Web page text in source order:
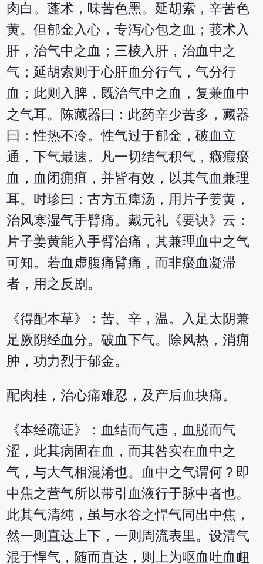
肉白。蓬术，味苦色黑。延胡索，辛苦色
黄。但郁金入心，专泻心包之血；莪术入
肝，治气中之血；三棱入肝，治血中之
气；延胡索则于心肝血分行气，气分行
血；此则入脾，既治气中之血，复兼血中
之气耳。陈藏器曰：此药辛少苦多，藏器
曰：性热不冷。性气过于郁金，破血立
通，下气最速。凡一切结气积气，癥瘕瘀
血，血闭痈疽，并皆有效，以其气血兼理
耳。时珍曰：古方五痺汤，用片子姜黄，
治风寒湿气手臂痛。戴元礼《要诀》云：
片子姜黄能入手臂治痛，其兼理血中之气
可知。若血虚腹痛臂痛，而非瘀血凝滞
者，用之反剧。
《得配本草》：苦、辛，温。入足太阴兼
足厥阴经血分。破血下气。除风热，消痈
肿，功力烈于郁金。
配肉桂，治心痛难忍，及产后血块痛。
《本经疏证》：血结而气违，血脱而气
涩，此其病固在血，而其咎实在血中之
气，与大气相混淆也。血中之气谓何？即
中焦之营气所以带引血液行于脉中者也。
此其气清纯，虽与水谷之悍气同出中焦，
然一则直达上下，一则周流表里。设清气
混于悍气，随而直达，则上为呕血吐血衄